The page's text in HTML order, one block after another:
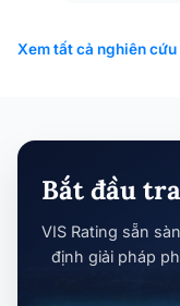
Xem tất cả nghiên cứu
Bắt đầu
VIS Rating sẵn
định giải pháp